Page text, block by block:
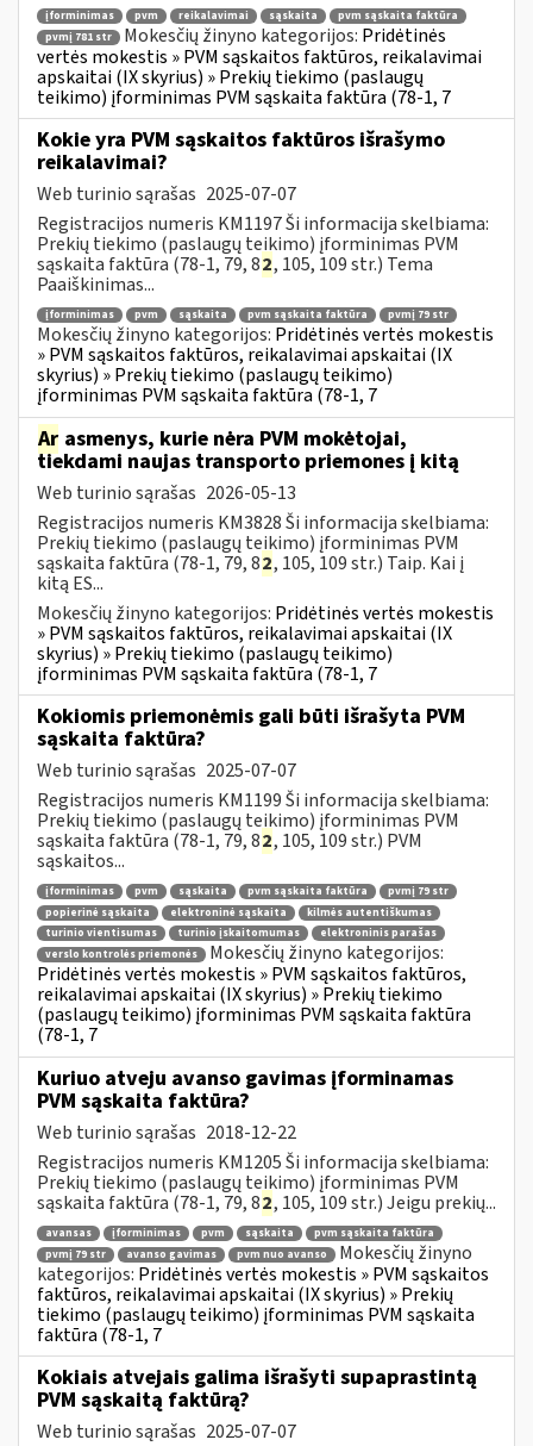
įforminimas pvm reikalavimai sąskaita
pvm sąskaita faktūra
pvmį 781 str
Mokesčių žinyno kategorijos: Pridėtinės
vertės mokestis » PVM sąskaitos faktūros, reikalavimai
apskaitai (IX skyrius) » Prekių tiekimo (paslaugų
teikimo) įforminimas PVM sąskaita faktūra (78-1, 7
Kokie yra PVM sąskaitos faktūros išrašymo
reikalavimai?
Web turinio sąrašas 2025-07-07
Registracijos numeris KM1197 Ši informacija skelbiama:
Prekių tiekimo (paslaugų teikimo) įforminimas PVM
sąskaita faktūra (78-1, 79, 82, 105, 109 str.) Tema
Paaiškinimas...
įforminimas pvm sąskaita pvm sąskaita faktūra pvmį 79 str
Mokesčių žinyno kategorijos: Pridėtinės vertės mokestis
» PVM sąskaitos faktūros, reikalavimai apskaitai (IX
skyrius) » Prekių tiekimo (paslaugų teikimo)
įforminimas PVM sąskaita faktūra (78-1, 7
Ar asmenys, kurie nėra PVM mokėtojai,
tiekdami naujas transporto priemones į kitą
Web turinio sąrašas 2026-05-13
Registracijos numeris KM3828 Ši informacija skelbiama:
Prekių tiekimo (paslaugų teikimo) įforminimas PVM
sąskaita faktūra (78-1, 79, 82, 105, 109 str.) Taip. Kai į
kitą ES...
Mokesčių žinyno kategorijos: Pridėtinės vertės mokestis
» PVM sąskaitos faktūros, reikalavimai apskaitai (IX
skyrius) » Prekių tiekimo (paslaugų teikimo)
įforminimas PVM sąskaita faktūra (78-1, 7
Kokiomis priemonėmis gali būti išrašyta PVM
sąskaita faktūra?
Web turinio sąrašas 2025-07-07
Registracijos numeris KM1199 Ši informacija skelbiama:
Prekių tiekimo (paslaugų teikimo) įforminimas PVM
sąskaita faktūra (78-1, 79, 82, 105, 109 str.) PVM
sąskaitos...
įforminimas pvm sąskaita pvm sąskaita faktūra
pvmį 79 str
popierinė sąskaita
elektroninė sąskaita
kilmės autentiškumas
turinio vientisumas
turinio įskaitomumas
elektroninis parašas
verslo kontrolės priemonės
Mokesčių žinyno kategorijos:
Pridėtinės vertės mokestis » PVM sąskaitos faktūros,
reikalavimai apskaitai (IX skyrius) » Prekių tiekimo
(paslaugų teikimo) įforminimas PVM sąskaita faktūra
(78-1, 7
Kuriuo atveju avanso gavimas įforminamas
PVM sąskaita faktūra?
Web turinio sąrašas 2018-12-22
Registracijos numeris KM1205 Ši informacija skelbiama:
Prekių tiekimo (paslaugų teikimo) įforminimas PVM
sąskaita faktūra (78-1, 79, 82, 105, 109 str.) Jeigu prekių...
avansas įforminimas pvm sąskaita
pvm sąskaita faktūra
pvmį 79 str
avanso gavimas pvm nuo avanso
Mokesčių žinyno
kategorijos: Pridėtinės vertės mokestis » PVM sąskaitos
faktūros, reikalavimai apskaitai (IX skyrius) » Prekių
tiekimo (paslaugų teikimo) įforminimas PVM sąskaita
faktūra (78-1, 7
Kokiais atvejais galima išrašyti supaprastintą
PVM sąskaitą faktūrą?
Web turinio sąrašas 2025-07-07